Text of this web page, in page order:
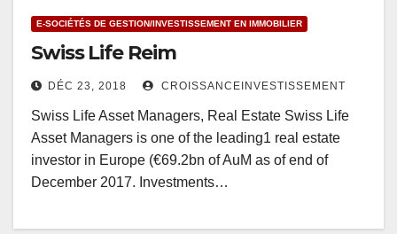
E-SOCIÉTÉS DE GESTION/INVESTISSEMENT EN IMMOBILIER
Swiss Life Reim
DÉC 23, 2018 CROISSANCEINVESTISSEMENT
Swiss Life Asset Managers, Real Estate Swiss Life
Asset Managers is one of the leading1 real estate
investor in Europe (€69.2bn of AuM as of end of
December 2017. Investments…